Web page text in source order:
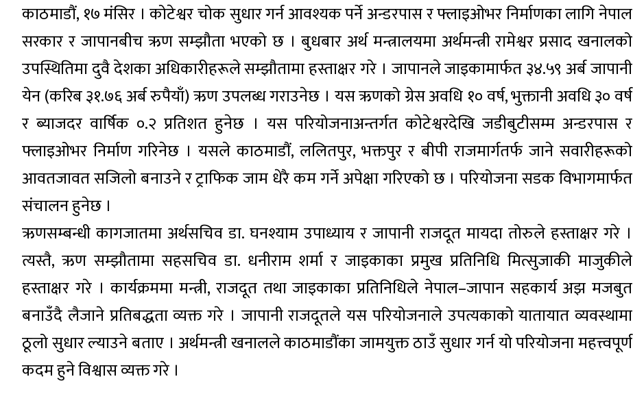
काठमाडौं, १७ मंसिर । कोटेश्वर चोक सुधार गर्न आवश्यक पर्ने अन्डरपास र फ्लाइओभर निर्माणका लागि नेपाल
सरकार र जापानबीच ऋण सम्झौता भएको छ । बुधबार अर्थ मन्त्रालयमा अर्थमन्त्री रामेश्वर प्रसाद खनालको
उपस्थितिमा दुवै देशका अधिकारीहरूले सम्झौतामा हस्ताक्षर गरे । जापानले जाइकामार्फत ३४.५९ अर्ब जापानी
येन (करिब ३१.७६ अर्ब रुपैयाँ) ऋण उपलब्ध गराउनेछ । यस ऋणको ग्रेस अवधि १० वर्ष, भुक्तानी अवधि ३० वर्ष
र ब्याजदर वार्षिक ०.२ प्रतिशत हुनेछ । यस परियोजनाअन्तर्गत कोटेश्वरदेखि जडीबुटीसम्म अन्डरपास र
फ्लाइओभर निर्माण गरिनेछ । यसले काठमाडौं, ललितपुर, भक्तपुर र बीपी राजमार्गतर्फ जाने सवारीहरूको
आवतजावत सजिलो बनाउने र ट्राफिक जाम धेरै कम गर्ने अपेक्षा गरिएको छ । परियोजना सडक विभागमार्फत
संचालन हुनेछ ।
ऋणसम्बन्धी कागजातमा अर्थसचिव डा. घनश्याम उपाध्याय र जापानी राजदूत मायदा तोरुले हस्ताक्षर गरे ।
त्यस्तै, ऋण सम्झौतामा सहसचिव डा. धनीराम शर्मा र जाइकाका प्रमुख प्रतिनिधि मित्सुजाकी माजुकीले
हस्ताक्षर गरे । कार्यक्रममा मन्त्री, राजदूत तथा जाइकाका प्रतिनिधिले नेपाल–जापान सहकार्य अझ मजबुत
बनाउँदै लैजाने प्रतिबद्धता व्यक्त गरे । जापानी राजदूतले यस परियोजनाले उपत्यकाको यातायात व्यवस्थामा
ठूलो सुधार ल्याउने बताए । अर्थमन्त्री खनालले काठमाडौंका जामयुक्त ठाउँ सुधार गर्न यो परियोजना महत्त्वपूर्ण
कदम हुने विश्वास व्यक्त गरे ।